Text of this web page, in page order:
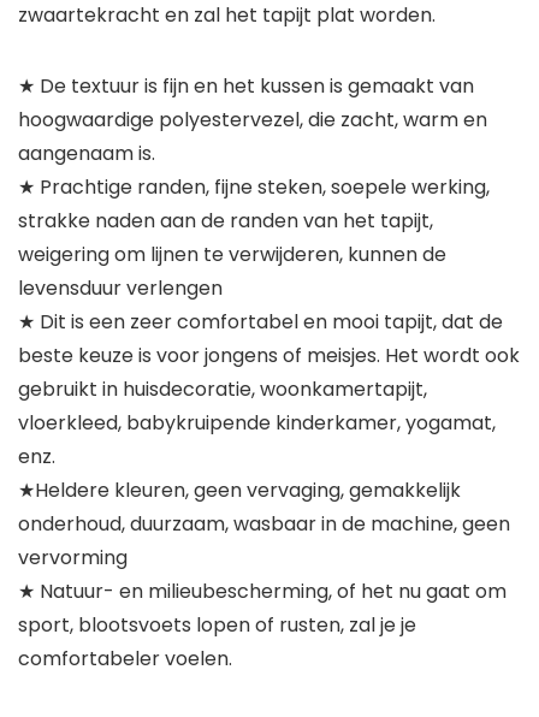
zwaartekracht en zal het tapijt plat worden.
★ De textuur is fijn en het kussen is gemaakt van
hoogwaardige polyestervezel, die zacht, warm en
aangenaam is.
★ Prachtige randen, fijne steken, soepele werking,
strakke naden aan de randen van het tapijt,
weigering om lijnen te verwijderen, kunnen de
levensduur verlengen
★ Dit is een zeer comfortabel en mooi tapijt, dat de
beste keuze is voor jongens of meisjes. Het wordt ook
gebruikt in huisdecoratie, woonkamertapijt,
vloerkleed, babykruipende kinderkamer, yogamat,
enz.
★Heldere kleuren, geen vervaging, gemakkelijk
onderhoud, duurzaam, wasbaar in de machine, geen
vervorming
★ Natuur- en milieubescherming, of het nu gaat om
sport, blootsvoets lopen of rusten, zal je je
comfortabeler voelen.